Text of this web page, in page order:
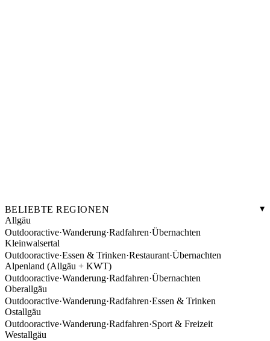
BELIEBTE REGIONEN
Allgäu
Outdooractive·Wanderung·Radfahren·Übernachten
Kleinwalsertal
Outdooractive·Essen & Trinken·Restaurant·Übernachten
Alpenland (Allgäu + KWT)
Outdooractive·Wanderung·Radfahren·Übernachten
Oberallgäu
Outdooractive·Wanderung·Radfahren·Essen & Trinken
Ostallgäu
Outdooractive·Wanderung·Radfahren·Sport & Freizeit
Westallgäu